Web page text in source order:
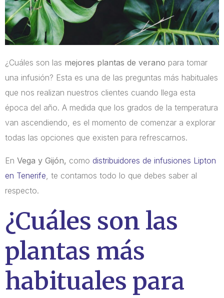
¿Cuáles son las mejores plantas de verano para tomar
una infusión? Esta es una de las preguntas más habituales
que nos realizan nuestros clientes cuando llega esta
época del año. A medida que los grados de la temperatura
van ascendiendo, es el momento de comenzar a explorar
todas las opciones que existen para refrescarnos.
En Vega y Gijón, como distribuidores de infusiones Lipton
en Tenerife, te contamos todo lo que debes saber al
respecto.
¿Cuáles son las
plantas más
habituales para